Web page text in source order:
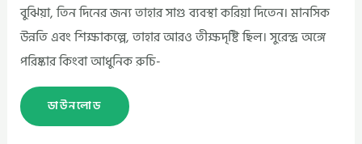
বুঝিয়া, তিন দিনের জন্য তাহার সাগু ব্যবস্থা করিয়া দিতেন। মানসিক
উন্নতি এবং শিক্ষাকল্পে, তাহার আরও তীক্ষদৃষ্টি ছিল। সুরেন্দ্র অঙ্গে
পরিষ্কার কিংবা আধুনিক রুচি-
ডাউনলোড